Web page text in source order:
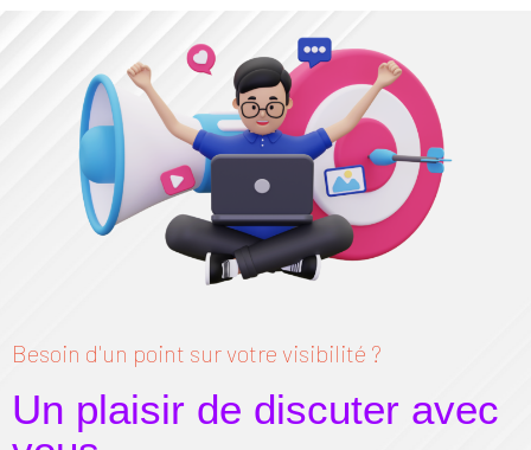
Besoin d'un point sur votre visibilité ?
Un plaisir de discuter avec